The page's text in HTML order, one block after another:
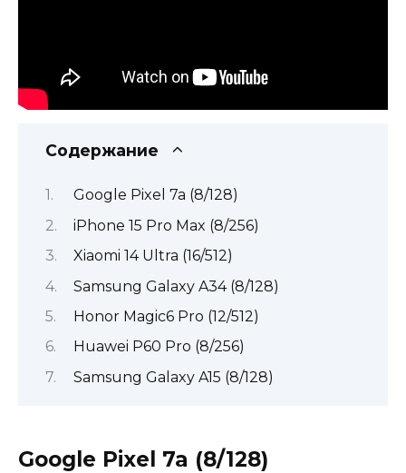
Содержание
Google Pixel 7a (8/128)
iPhone 15 Pro Max (8/256)
Xiaomi 14 Ultra (16/512)
Samsung Galaxy A34 (8/128)
Honor Magic6 Pro (12/512)
Huawei P60 Pro (8/256)
Samsung Galaxy A15 (8/128)
Google Pixel 7a (8/128)